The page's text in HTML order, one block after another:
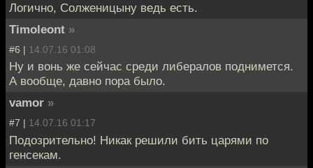
Логично, Солженицыну ведь есть.
Timoleont »
#6 | 14.07.16 01:08
Ну и вонь же сейчас среди либералов поднимется.
А вообще, давно пора было.
vamor »
#7 | 14.07.16 01:17
Подозрительно! Никак решили бить царями по
генсекам.